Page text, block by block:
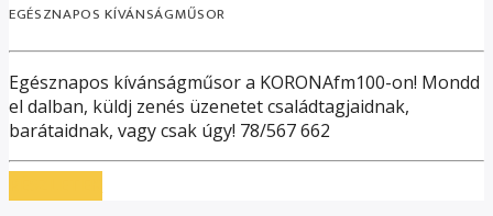
EGÉSZNAPOS KÍVÁNSÁGMŰSOR
Egésznapos kívánságműsor a KORONAfm100-on! Mondd
el dalban, küldj zenés üzenetet családtagjaidnak,
barátaidnak, vagy csak úgy! 78/567 662
RÉSZLETEK